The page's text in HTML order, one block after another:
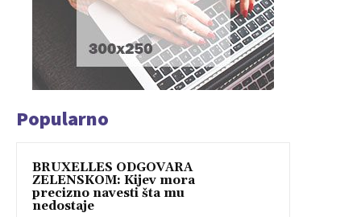
Popularno
BRUXELLES ODGOVARA
ZELENSKOM: Kijev mora
precizno navesti šta mu
nedostaje